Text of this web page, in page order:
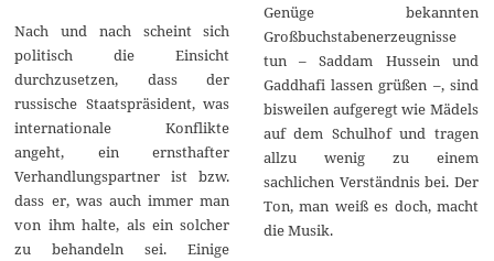
Nach und nach scheint sich
politisch die Einsicht
durchzusetzen, dass der
russische Staatspräsident, was
internationale Konflikte
angeht, ein ernsthafter
Verhandlungspartner ist bzw.
dass er, was auch immer man
von ihm halte, als ein solcher
zu behandeln sei. Einige
Genüge bekannten
Großbuchstabenerzeugnisse
tun – Saddam Hussein und
Gaddhafi lassen grüßen –, sind
bisweilen aufgeregt wie Mädels
auf dem Schulhof und tragen
allzu wenig zu einem
sachlichen Verständnis bei. Der
Ton, man weiß es doch, macht
die Musik.